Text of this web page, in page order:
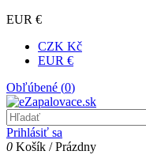
EUR €
CZK Kč
EUR €
Obľúbené (0)
Prihlásiť sa
0 Košík /Prázdny